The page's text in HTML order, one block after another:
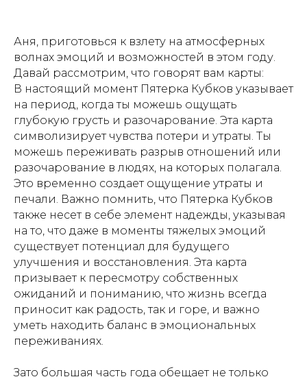
Аня, приготовься к взлету на атмосферных
волнах эмоций и возможностей в этом году.
Давай рассмотрим, что говорят вам карты:
В настоящий момент Пятерка Кубков указывает
на период, когда ты можешь ощущать
глубокую грусть и разочарование. Эта карта
символизирует чувства потери и утраты. Ты
можешь переживать разрыв отношений или
разочарование в людях, на которых полагала.
Это временно создает ощущение утраты и
печали. Важно помнить, что Пятерка Кубков
также несет в себе элемент надежды, указывая
на то, что даже в моменты тяжелых эмоций
существует потенциал для будущего
улучшения и восстановления. Эта карта
призывает к пересмотру собственных
ожиданий и пониманию, что жизнь всегда
приносит как радость, так и горе, и важно
уметь находить баланс в эмоциональных
переживаниях.
Зато большая часть года обещает не только